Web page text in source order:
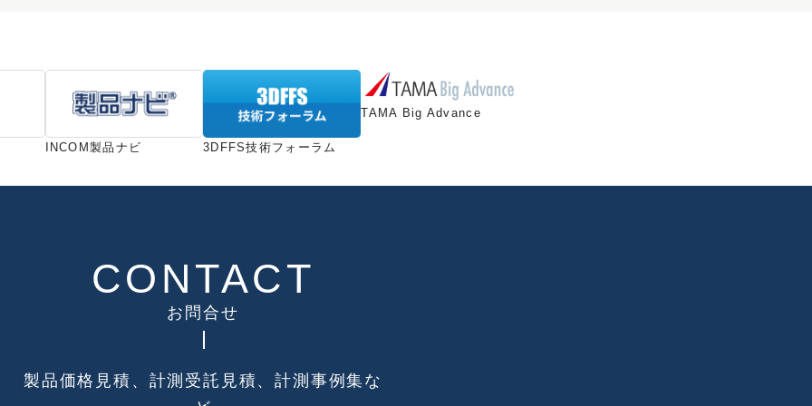
INCOM製品ナビ 3DFFS技術フォーラム
TAMA Big Advance
CONTACT
お問合せ
製品価格見積、計測受託見積、計測事例集な